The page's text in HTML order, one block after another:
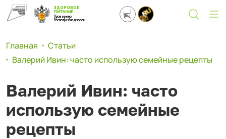
ЗДОРОВОЕ
ПИТАНИЕ
Проверено
Роспотребнадзором
Главная
Статьи
Валерий Ивин: часто использую семейные рецепты
Валерий Ивин: часто
использую семейные
рецепты